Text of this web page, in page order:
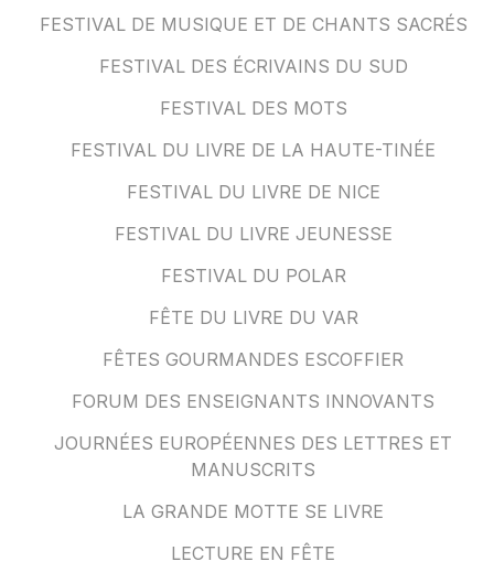
FESTIVAL DE MUSIQUE ET DE CHANTS SACRÉS
FESTIVAL DES ÉCRIVAINS DU SUD
FESTIVAL DES MOTS
FESTIVAL DU LIVRE DE LA HAUTE-TINÉE
FESTIVAL DU LIVRE DE NICE
FESTIVAL DU LIVRE JEUNESSE
FESTIVAL DU POLAR
FÊTE DU LIVRE DU VAR
FÊTES GOURMANDES ESCOFFIER
FORUM DES ENSEIGNANTS INNOVANTS
JOURNÉES EUROPÉENNES DES LETTRES ET
MANUSCRITS
LA GRANDE MOTTE SE LIVRE
LECTURE EN FÊTE